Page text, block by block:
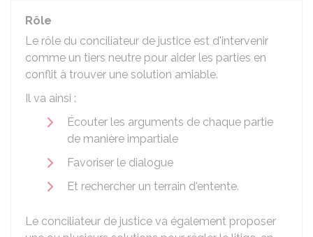
Rôle
Le rôle du conciliateur de justice est d'intervenir
comme un tiers neutre pour aider les parties en
conflit à trouver une solution amiable.
Il va ainsi :
Écouter les arguments de chaque partie
de manière impartiale
Favoriser le dialogue
Et rechercher un terrain d'entente.
Le conciliateur de justice va également proposer